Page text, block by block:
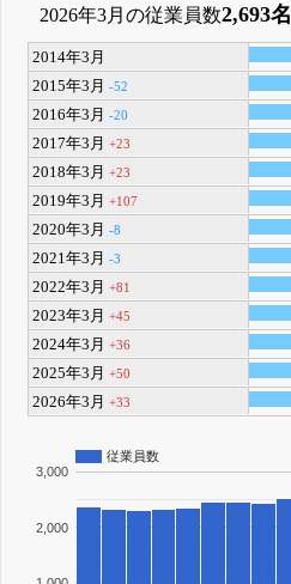
2026年3月の従業員数2,693名
2014年3月
2015年3月-52
2016年3月-20
2017年3月+23
2018年3月+23
2019年3月+107
2020年3月-8
2021年3月-3
2022年3月+81
2023年3月+45
2024年3月+36
2025年3月+50
2026年3月+33
従業員数
2,000
3,000